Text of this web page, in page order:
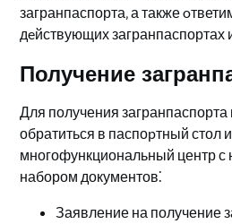
загранпаспорта‚ а также
дeйствующих загранпаспортах
Получение
Для получения
обратиться в паспоpтный стол
многофункциональный центр
набором документов⁚
Заявление на получение